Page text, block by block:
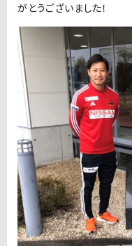
がとうございました！